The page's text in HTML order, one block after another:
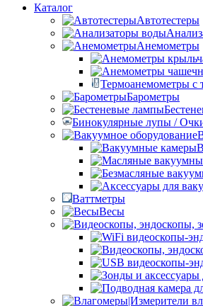
Каталог
Автотестеры
Анемометры
Термоанемометры с
Барометры
Бинокулярные лупы /
Ваттметры
Весы